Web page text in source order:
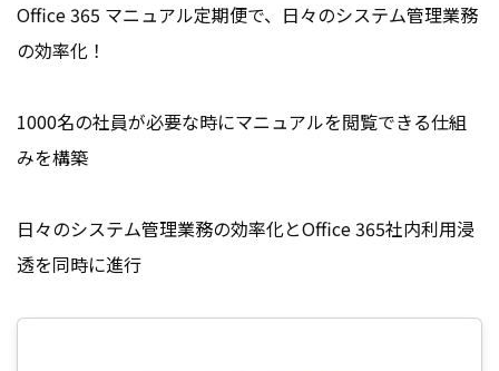
Office 365 マニュアル定期便で、日々のシステム管理業務
の効率化！
1000名の社員が必要な時にマニュアルを閲覧できる仕組
みを構築
日々のシステム管理業務の効率化とOffice 365社内利用浸
透を同時に進行